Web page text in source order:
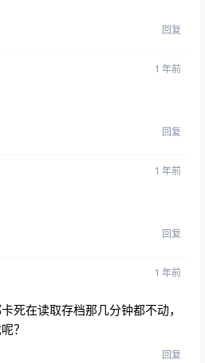
回复
1 年前
回复
1 年前
回复
1 年前
死在读取存档那几分钟都不动，
？
回复